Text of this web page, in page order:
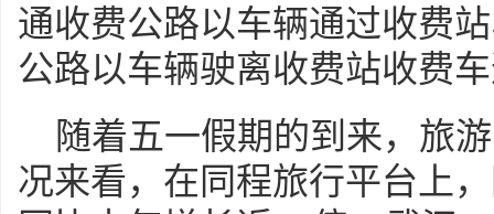
通收费公路以车辆通过收费
公路以车辆驶离收费站收费
随着五一假期的到来，旅
况来看，在同程旅行平台上